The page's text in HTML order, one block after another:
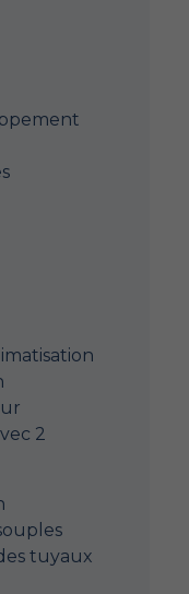
2
tuyaux